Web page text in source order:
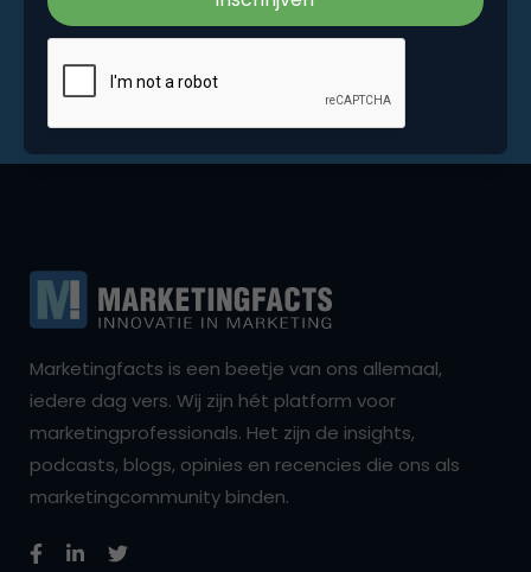
Marketingfacts is een beetje van ons allemaal,
iedere dag vers. Wij zijn hét platform voor
marketingprofessionals. Het zijn de insights,
podcasts, blogs, opinies en recencies die ons als
marketingcommunity binden.